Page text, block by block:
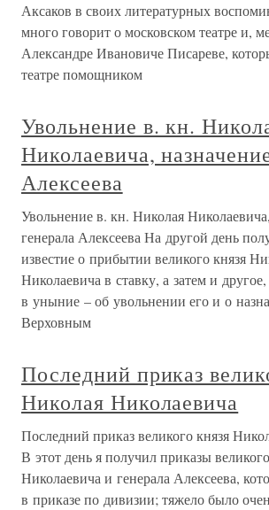
Аксаков в своих литературных
много говорит о московском театре и,
Александре Ивановиче Писареве,
театре помощником
Увольнение в. кн.
Николаевича,
Алексеева
Увольнение в. кн. Николая
генерала Алексеева На другой день
известие о прибытии великого князя
Николаевича в ставку, а затем и
в уныние – об увольнении его и о
Верховным
Последний приказ
Николая Николаевича
Последний приказ великого князя
В этот день я получил приказы
Николаевича и генерала Алексеева,
в приказе по дивизии; тяжело было